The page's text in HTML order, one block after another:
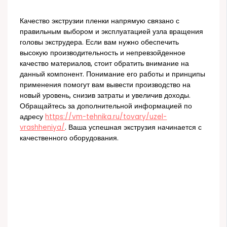
Качество экструзии пленки напрямую связано с
правильным выбором и эксплуатацией узла вращения
головы экструдера. Если вам нужно обеспечить
высокую производительность и непревзойденное
качество материалов, стоит обратить внимание на
данный компонент. Понимание его работы и принципы
применения помогут вам вывести производство на
новый уровень, снизив затраты и увеличив доходы.
Обращайтесь за дополнительной информацией по
адресуhttps://vm-tehnika.ru/tovary/uzel-
vrashheniya/. Ваша успешная экструзия начинается с
качественного оборудования.